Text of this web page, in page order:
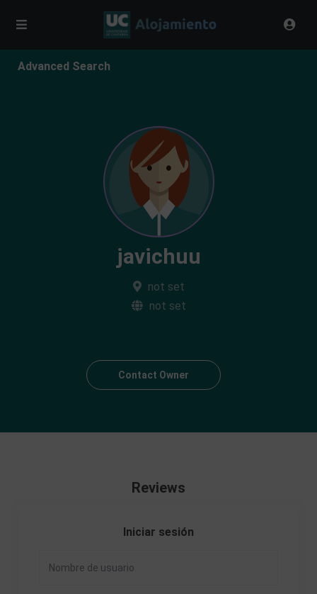
Advanced Search
javichuu
not set
not set
Contact Owner
Reviews
Iniciar sesión